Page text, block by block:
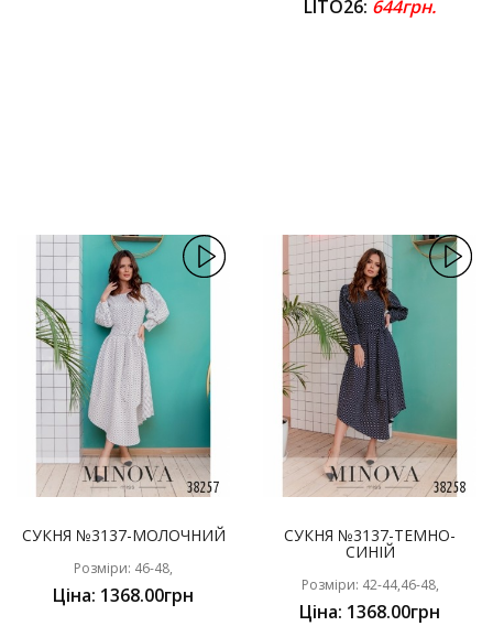
LITO26: 644грн.
СУКНЯ №3137-МОЛОЧНИЙ
Розміри: 46-48,
Ціна: 1368.00грн
СУКНЯ №3137-ТЕМНО-
СИНІЙ
Розміри: 42-44,46-48,
Ціна: 1368.00грн